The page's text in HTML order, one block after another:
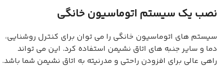
نصب یک سیستم اتوماسیون خانگی
سیستم های اتوماسیون خانگی را می توان برای کنترل روشنایی،
دما و سایر جنبه های اتاق نشیمن استفاده کرد. این می تواند
راهی عالی برای افزودن راحتی و مدرنیته به اتاق نشیمن شما باشد.